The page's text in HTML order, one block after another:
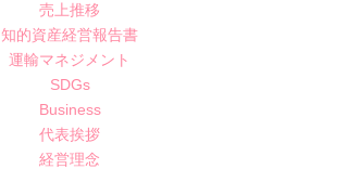
売上推移
知的資産経営報告書
運輸マネジメント
SDGs
Business
代表挨拶
経営理念